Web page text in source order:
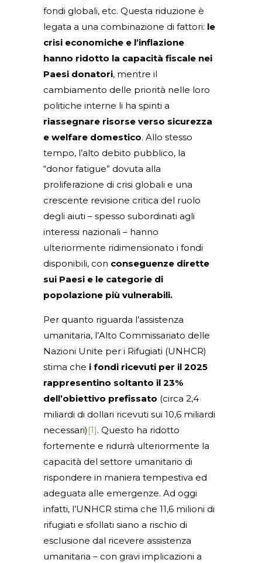
fondi globali, etc. Questa riduzione è
legata a una combinazione di fattori: le
crisi economiche e l’inflazione
hanno ridotto la capacità fiscale nei
Paesi donatori, mentre il
cambiamento delle priorità nelle loro
politiche interne li ha spinti a
riassegnare risorse verso sicurezza
e welfare domestico. Allo stesso
tempo, l’alto debito pubblico, la
“donor fatigue” dovuta alla
proliferazione di crisi globali e una
crescente revisione critica del ruolo
degli aiuti – spesso subordinati agli
interessi nazionali – hanno
ulteriormente ridimensionato i fondi
disponibili, con conseguenze dirette
sui Paesi e le categorie di
popolazione più vulnerabili.
Per quanto riguarda l’assistenza
umanitaria, l’Alto Commissariato delle
Nazioni Unite per i Rifugiati (UNHCR)
stima che i fondi ricevuti per il 2025
rappresentino soltanto il 23%
dell’obiettivo prefissato (circa 2,4
miliardi di dollari ricevuti sui 10,6 miliardi
necessari)[1]. Questo ha ridotto
fortemente e ridurrà ulteriormente la
capacità del settore umanitario di
rispondere in maniera tempestiva ed
adeguata alle emergenze. Ad oggi
infatti, l’UNHCR stima che 11,6 milioni di
rifugiati e sfollati siano a rischio di
esclusione dal ricevere assistenza
umanitaria – con gravi implicazioni a